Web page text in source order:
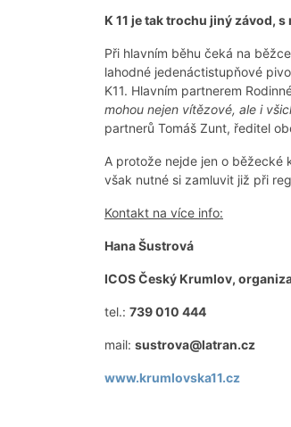
K 11 je tak trochu jiný závod,
Při hlavním běhu čeká na
lahodné jedenáctistupňové
K11. Hlavním partnerem
mohou nejen vítězové, ale i
partnerů Tomáš Zunt, ředitel
A protože nejde jen o běžecké
však nutné si zamluvit již při
Kontakt na více info:
Hana Šustrová
ICOS Český Krumlov,
tel.: 739 010 444
mail: sustrova@latran.cz
www.krumlovska11.cz